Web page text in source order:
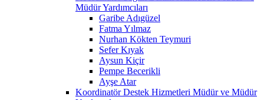
Müdür Yardımcıları
Garibe Adıgüzel
Fatma Yılmaz
Nurhan Kökten Teymuri
Sefer Kıyak
Aysun Kiçir
Pempe Becerikli
Ayşe Atar
Koordinatör Destek Hizmetleri Müdür ve Müdür